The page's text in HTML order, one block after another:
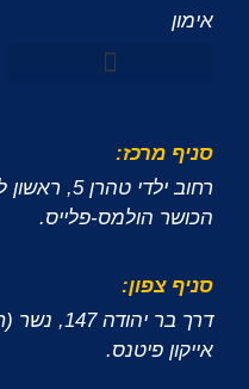
אימון
סניף מרכז:
הכושר הולמס-פלייס.
סניף צפון:
דרך בר
אייקון פיטנס.